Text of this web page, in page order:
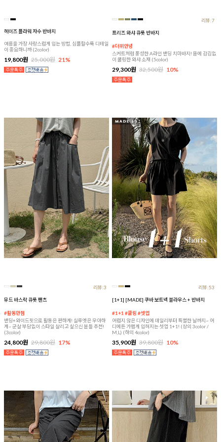
헤이즈 플라워 자수 반바지
여름을 가장 사랑스럽게 입는 방법, 심플할수록 디테일
이 중요하니까 (2color)
19,800원 25,000원 21%
리뷰:7
프리즈 와샤 큐롯 반바지
#더위안녕
스커트처럼 풍성한 A라인 밴딩 치마바지! 몸에 감김없
이 쿨링한 와샤 소재 (5color)
29,300원 32,500원 10%
리뷰:3
뮤드 바스락 큐롯 팬츠
#활동만점
밴딩+와이드핏으로 활동은 편하게! 실루엣은 우아하
게~ 군살 부담없이 스타일 살리고 싶으신 분들 추천!
(3color)
24,800원 29,800원 17%
리뷰:53
[1+1] [MADE] 쿠바 보트넥 블라우스 + 반바지
#1+1 #쿨링 #셋업
어렵지 않은 디자인에 데일리부터 특별한 날까지~ 어
디에든 가볍게 입혀지는 셋업 1+1! (상의 3color /
M,L) (하의 4color)
35,900원 39,800원 10%